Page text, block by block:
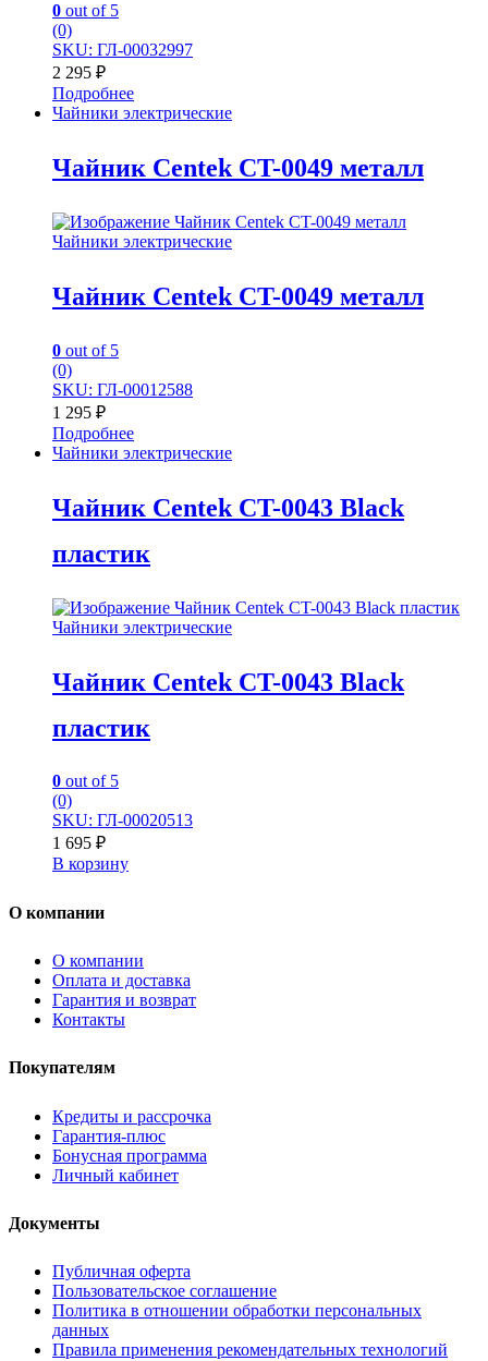
0 out of 5
(0)
SKU: ГЛ-00032997
2 295 ₽
Подробнее
Чайники электрические
Чайник Centek CT-0049 металл
Чайники электрические
Чайник Centek CT-0049 металл
0 out of 5
(0)
SKU: ГЛ-00012588
1 295 ₽
Подробнее
Чайники электрические
Чайник Centek CT-0043 Black
пластик
Чайники электрические
Чайник Centek CT-0043 Black
пластик
0 out of 5
(0)
SKU: ГЛ-00020513
1 695 ₽
В корзину
О компании
О компании
Оплата и доставка
Гарантия и возврат
Контакты
Покупателям
Кредиты и рассрочка
Гарантия-плюс
Бонусная программа
Личный кабинет
Документы
Публичная оферта
Пользовательское соглашение
Политика в отношении обработки персональных
данных
Правила применения рекомендательных технологий